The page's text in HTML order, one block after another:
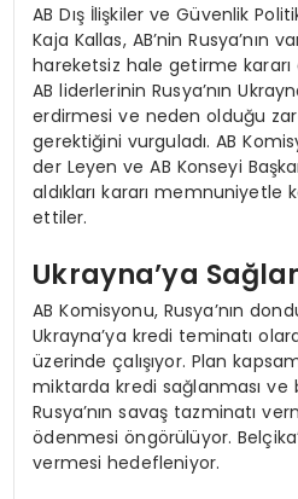
AB Dış İlişkiler ve Güvenlik
Kaja Kallas, AB’nin Rusya’nın
hareketsiz hale getirme kararı
AB liderlerinin Rusya’nın
erdirmesi ve neden olduğu
gerektiğini vurguladı. AB
der Leyen ve AB Konseyi
aldıkları kararı memnuniyetle
ettiler.
Ukrayna’ya
AB Komisyonu, Rusya’nın
Ukrayna’ya kredi teminatı
üzerinde çalışıyor. Plan
miktarda kredi sağlanması ve
Rusya’nın savaş tazminatı
ödenmesi öngörülüyor.
vermesi hedefleniyor.